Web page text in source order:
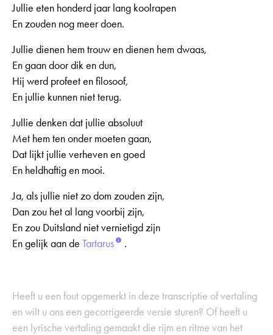
Jullie eten honderd jaar lang koolrapen
En zouden nog meer doen.
Jullie dienen hem trouw en dienen hem dwaas,
En gaan door dik en dun,
Hij werd profeet en filosoof,
En jullie kunnen niet terug.
Jullie denken dat jullie absoluut
Met hem ten onder moeten gaan,
Dat lijkt jullie verheven en goed
En heldhaftig en mooi.
Ja, als jullie niet zo dom zouden zijn,
Dan zou het al lang voorbij zijn,
En zou Duitsland niet vernietigd zijn
En gelijk aan de Tartarus .
Heeft u een fout opgemerkt in deze transcriptie of vertaling
en wilt u ons een gecorrigeerde versie sturen? Of heeft u
een lyrische vertaling gemaakt die rijm en ritme van het